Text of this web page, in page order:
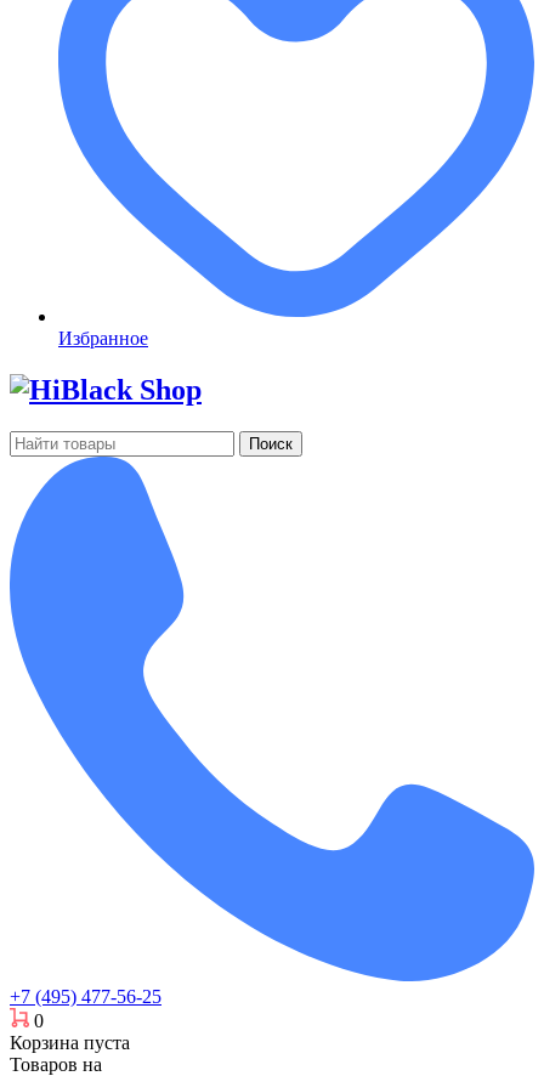
Избранное
Поиск
+7 (495) 477-56-25
0
Корзина пуста
Товаров на